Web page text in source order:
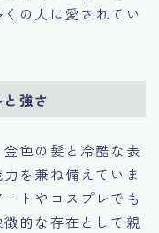
の人に愛されてい
強さ
色の髪と冷酷な表
を兼ね備えていま
トやコスプレでも
的な存在として親